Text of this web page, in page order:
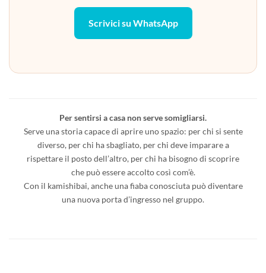
Scrivici su WhatsApp
Per sentirsi a casa non serve somigliarsi.
Serve una storia capace di aprire uno spazio: per chi si sente
diverso, per chi ha sbagliato, per chi deve imparare a
rispettare il posto dell’altro, per chi ha bisogno di scoprire
che può essere accolto così com’è.
Con il kamishibai, anche una fiaba conosciuta può diventare
una nuova porta d’ingresso nel gruppo.